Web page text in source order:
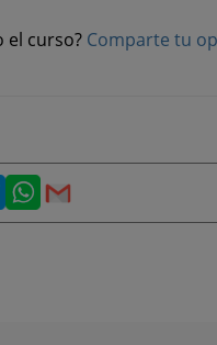
el curso? Comparte tu